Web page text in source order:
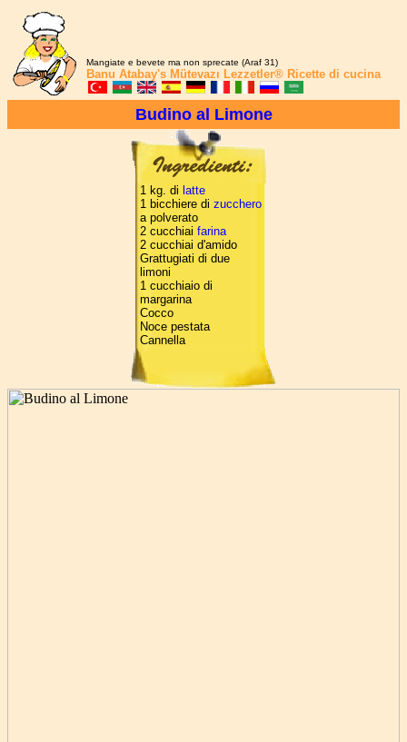
Mangiate e bevete ma non sprecate (Araf 31)
Banu Atabay's Mütevazı Lezzetler® Ricette di cucina
Budino al Limone
1 kg. di latte
1 bicchiere di zucchero
a polverato
2 cucchiai farina
2 cucchiai d'amido
Grattugiati di due
limoni
1 cucchiaio di
margarina
Cocco
Noce pestata
Cannella